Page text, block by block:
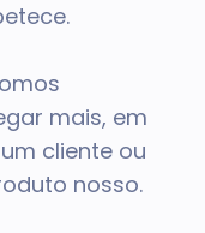
mais, em
cliente ou
nosso.